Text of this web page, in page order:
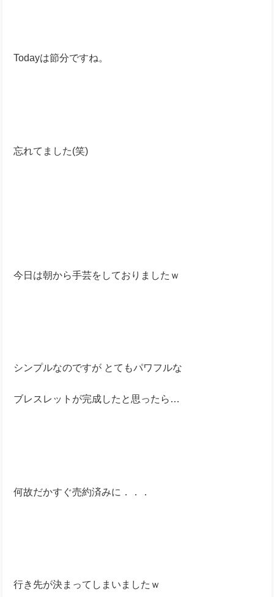
Todayは節分ですね。
忘れてました(笑)
今日は朝から手芸をしておりましたｗ
シンプルなのですが とてもパワフルな
ブレスレットが完成したと思ったら…
何故だかすぐ売約済みに．．．
行き先が決まってしまいましたｗ